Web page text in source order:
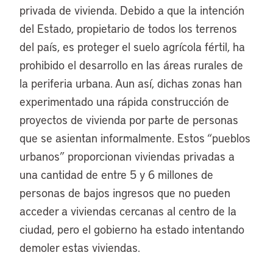
privada de vivienda. Debido a que la intención
del Estado, propietario de todos los terrenos
del país, es proteger el suelo agrícola fértil, ha
prohibido el desarrollo en las áreas rurales de
la periferia urbana. Aun así, dichas zonas han
experimentado una rápida construcción de
proyectos de vivienda por parte de personas
que se asientan informalmente. Estos “pueblos
urbanos” proporcionan viviendas privadas a
una cantidad de entre 5 y 6 millones de
personas de bajos ingresos que no pueden
acceder a viviendas cercanas al centro de la
ciudad, pero el gobierno ha estado intentando
demoler estas viviendas.